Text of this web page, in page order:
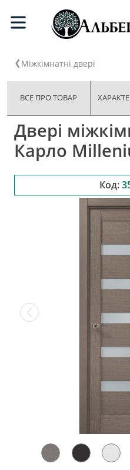
Міжкімнатні двері
ВСЕ ПРО ТОВАР
Двері
Карло
Код: